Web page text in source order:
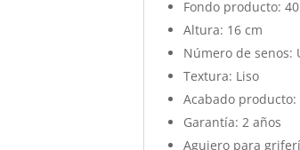
Fondo producto:
Altura: 16 cm
Número de senos:
Textura: Liso
Acabado producto:
Garantía: 2 años
Agujero para